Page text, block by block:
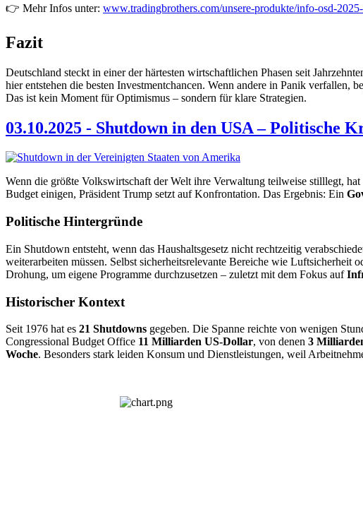
👉 Mehr Infos unter: www.tradingbrothers.com/unsere-produkte/info-osd-
Fazit
Deutschland steckt in einer der härtesten wirtschaftlichen Phasen seit
hier entstehen die besten Investmentchancen. Wenn andere in Panik verfallen,
Das ist kein Moment für Optimismus – sondern für klare Strategien.
03.10.2025 - Shutdown in den USA – Politische
Wenn die größte Volkswirtschaft der Welt ihre Verwaltung teilweise stilllegt,
Budget einigen, Präsident Trump setzt auf Konfrontation. Das Ergebnis: Ein
Politische Hintergründe
Ein Shutdown entsteht, wenn das Haushaltsgesetz nicht rechtzeitig
weiterarbeiten müssen. Selbst sicherheitsrelevante Bereiche wie
Drohung, um eigene Programme durchzusetzen – zuletzt mit dem Fokus auf
Historischer Kontext
Seit 1976 hat es 21 Shutdowns gegeben. Die Spanne reichte von wenigen
Congressional Budget Office 11 Milliarden US-Dollar, von denen 3
Woche. Besonders stark leiden Konsum und Dienstleistungen, weil